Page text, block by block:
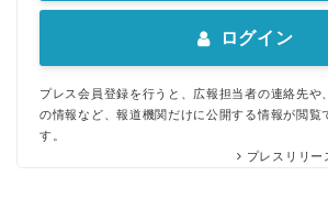
ログイン
プレス会員登録を行うと、広報担当者の連絡先や
の情報など、報道機関だけに公開する情報が閲覧
す。
プレスリリー